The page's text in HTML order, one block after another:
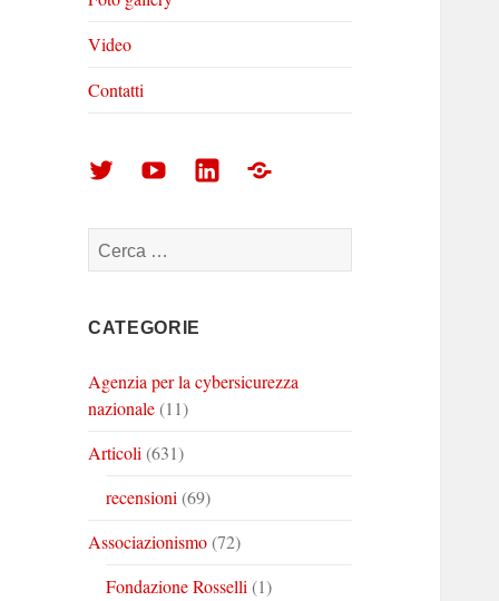
Video
Contatti
Arturo
Corinto
su
Arturo
Corinto
su
Arturo
su
Foto
Ricerca
per:
CATEGORIE
Agenzia per la cybersicurezza
nazionale(11)
Articoli (631)
recensioni (69)
Associazionismo(72)
Fondazione Rosselli (1)